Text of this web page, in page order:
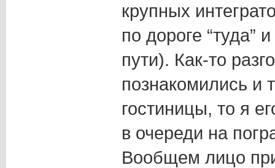
крупных
по дороге “туда”
пути). Как-то
познакомились и
гостиницы, то я
в очереди на
Вообщем лицо